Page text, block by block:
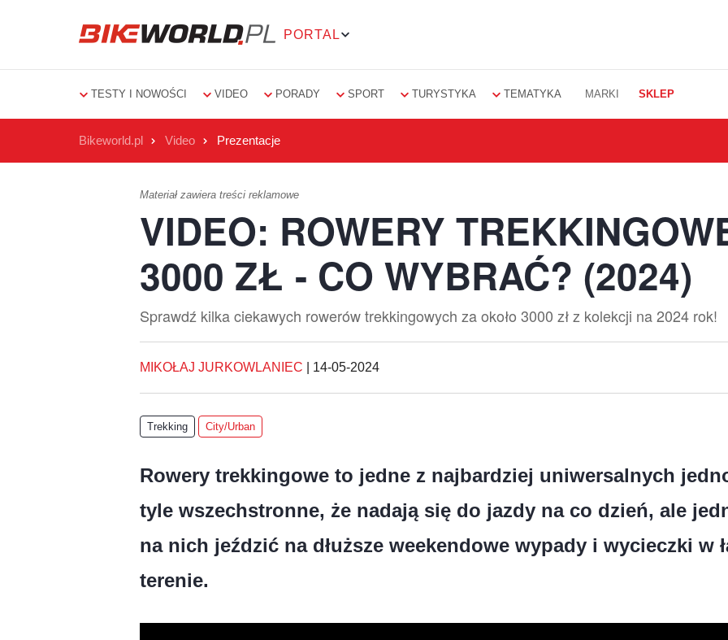
PORTAL
TESTY I NOWOŚCI VIDEO PORADY SPORT TURYSTYKA TEMATYKA MARKI SKLEP
Bikeworld.pl Video Prezentacje
Materiał zawiera treści reklamowe
VIDEO: ROWERY
3000 ZŁ - CO WYBRAĆ? (2024)
Sprawdź kilka ciekawych rowerów trekkingowych za około 3000 zł z kolekcji na 2024 rok!
MIKOŁAJ JURKOWLANIEC | 14-05-2024
Trekking City/Urban
Rowery trekkingowe to jedne z najbardziej uniwersalnych
tyle wszechstronne, że nadają się do jazdy na co dzień, ale
na nich jeździć na dłuższe weekendowe wypady i wycieczki w
terenie.